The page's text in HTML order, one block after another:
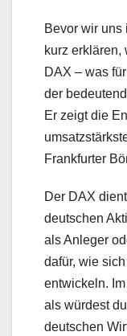
Bevor wir
kurz erklären,
DAX – was
der
Er zeigt die
Frankfurter
Der DAX
deutschen
als Anleger
dafür, wie
entwickeln.
als würdest
deutschen